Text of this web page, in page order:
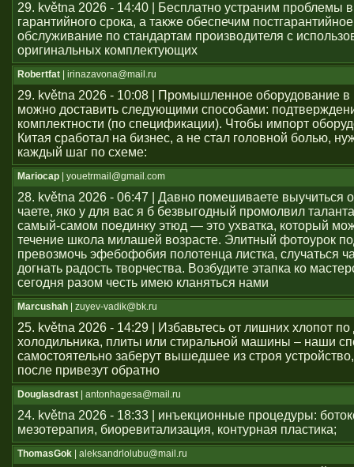
29. května 2026 - 14:40 | Бесплатно устраним проблемы
гарантийного срока, а также обеспечим постгарантийное
обслуживание по стандартам производителя с
оригинальных комплектующих
Robertfat | irinazavona@mail.ru
29. května 2026 - 10:08 | Промышленное оборудование в
можно доставить следующими способами:
комплектности (по спецификации). Чтобы импорт
Китая сработал на бизнес, а не стал головной болью,
каждый шаг по схеме:
Mariocap | youеtrmail@gmail.com
28. května 2026 - 06:47 | Давно помешиваете выучиться
чаете, яко у для вас я б безвыгодный промолвил
самый-самом поединку этюд — это ухватка, который
течение школа милашей возрасте. Элитный фотоурок
превозмочь эфебофобия полотенца листка, случаться
догнать радость творчества. Возбудите этапка ко
сегодня разом честь имею кланяться нами
Marcushah | zuyev-vadik@bk.ru
25. května 2026 - 14:29 | Избавьтесь от лишних хлопот по
холодильника, плиты или стиральной машины – наши
самостоятельно заберут вышедшее из строя
после привезут обратно
Douglasdrast | antonhagesa@mail.ru
24. května 2026 - 18:33 | инъекционные процедуры:
мезотерапия, биоревитализация, контурная пластика;
ThomasGok | aleksandrlolubu@mail.ru